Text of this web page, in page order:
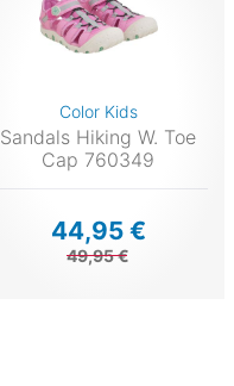
Color Kids
Sandals Hiking W. Toe
Cap 760349
44,95 €
49,95 €